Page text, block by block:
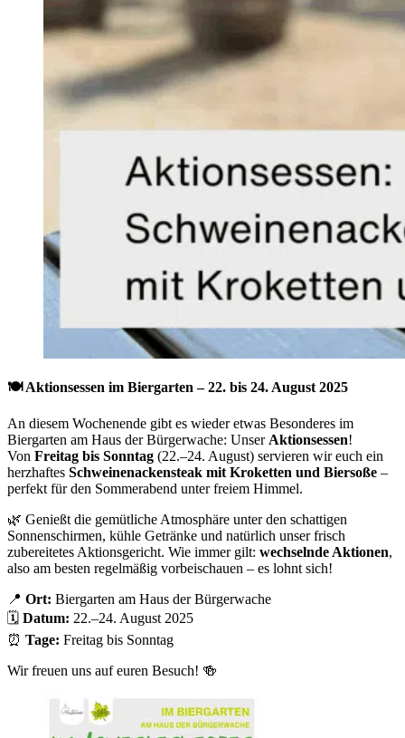
🍽️ Aktionsessen im Biergarten – 22. bis 24. August 2025
An diesem Wochenende gibt es wieder etwas Besonderes im
Biergarten am Haus der Bürgerwache: Unser Aktionsessen!
Von Freitag bis Sonntag (22.–24. August) servieren wir euch ein
herzhaftes Schweinenackensteak mit Kroketten und Biersoße –
perfekt für den Sommerabend unter freiem Himmel.
🌿 Genießt die gemütliche Atmosphäre unter den schattigen
Sonnenschirmen, kühle Getränke und natürlich unser frisch
zubereitetes Aktionsgericht. Wie immer gilt: wechselnde Aktionen,
also am besten regelmäßig vorbeischauen – es lohnt sich!
📍 Ort: Biergarten am Haus der Bürgerwache
🗓 Datum: 22.–24. August 2025
⏰ Tage: Freitag bis Sonntag
Wir freuen uns auf euren Besuch! 🍻